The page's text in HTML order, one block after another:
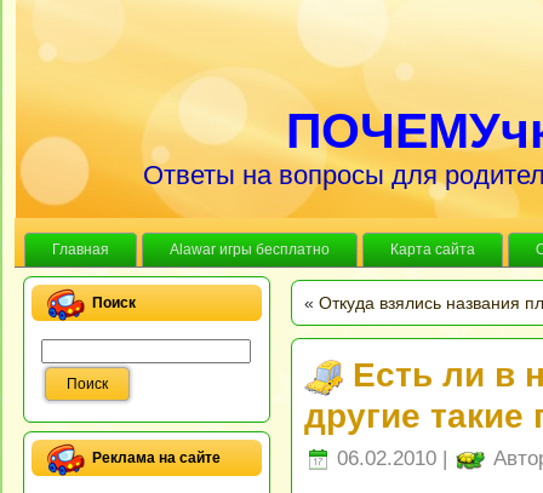
Ответы на вопросы для
Главная Alawar игры бесплатно Карта сайта
Поиск
Реклама на сайте
« Откуда взялись названия
Есть ли в
другие
06.02.2010 |